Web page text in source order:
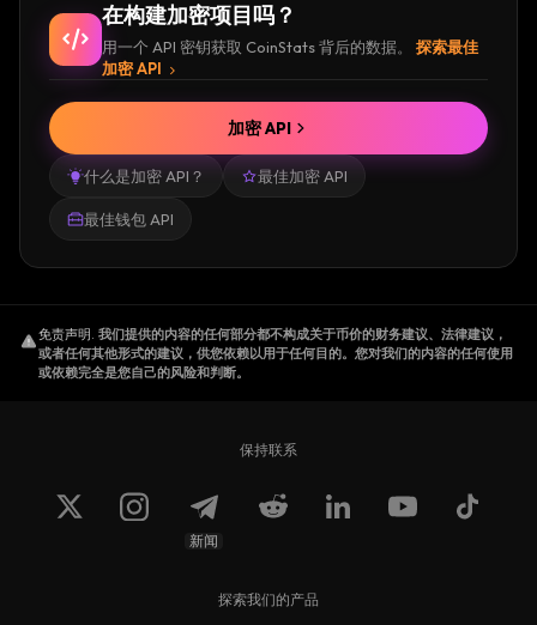
在构建加密项目吗？
用一个 API 密钥获取 CoinStats 背后的数据。
探索最佳
加密 API
什么是加密 API？ 最佳加密 API
最佳钱包 API
加密 API
免责声明. 我们提供的内容的任何部分都不构成关于币价的财务建议、法律建议，
或者任何其他形式的建议，供您依赖以用于任何目的。您对我们的内容的任何使用
或依赖完全是您自己的风险和判断。
保持联系
新闻
探索我们的产品